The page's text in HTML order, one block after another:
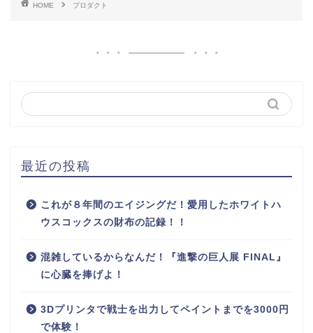
HOME プロダクト
最近の投稿
これが８年間のエイジングだ！愛用したホワイトハ
ウスコックスの財布の記録！！
混雑しているからなんだ！『進撃の巨人展 FINAL』
に心臓を捧げよ！
3Dプリンタで戦士を出力してペイントまでを3000円
で体験！